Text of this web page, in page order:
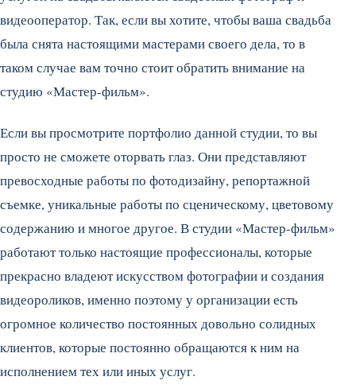
видеооператор. Так, если вы хотите, чтобы ваша свадьба
была снята настоящими мастерами своего дела, то в
таком случае вам точно стоит обратить внимание на
студию «Мастер-фильм».
Если вы просмотрите портфолио данной студии, то вы
просто не сможете оторвать глаз. Они представляют
превосходные работы по фотодизайну, репортажной
съемке, уникальные работы по сценическому, цветовому
содержанию и многое другое. В студии «Мастер-фильм»
работают только настоящие профессионалы, которые
прекрасно владеют искусством фотографии и создания
видеороликов, именно поэтому у организации есть
огромное количество постоянных довольно солидных
клиентов, которые постоянно обращаются к ним на
исполнением тех или иных услуг.